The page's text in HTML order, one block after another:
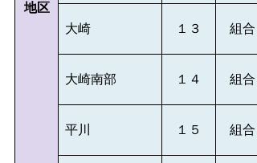
地区
大崎 １３ 組合
大崎南部 １４ 組合
平川 １５ 組合